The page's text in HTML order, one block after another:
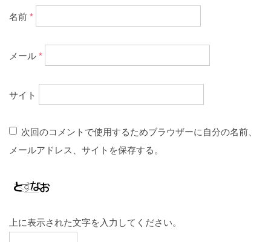
名前 *
メール *
サイト
次回のコメントで使用するためブラウザーに自分の名前、
メールアドレス、サイトを保存する。
上に表示された文字を入力してください。